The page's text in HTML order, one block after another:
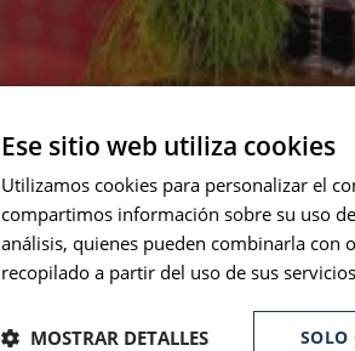
Ese sitio web utiliza cookies
Utilizamos cookies para personalizar el
compartimos información sobre su uso
análisis, quienes pueden combinarla con
recopilado a partir del uso de sus
SOLO
MOSTRAR DETALLES